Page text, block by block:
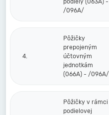
podiely (063A) -
/096A/
4.
Pôžičky
prepojeným
účtovným
jednotkám
(066A) - /096A/
Pôžičky v rámci
podielovej